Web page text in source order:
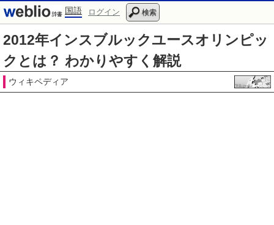
国語 ログイン 検索
2012年インスブルックユースオリンピッ
クとは？ わかりやすく解説
ウィキペディア